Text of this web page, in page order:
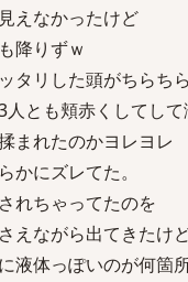
えなかったけど
降りずｗ
タリした頭がちらち
とも頬赤くしてして
まれたのかヨレヨレ
かにズレてた。
れちゃってたのを
えながら出てきたけ
液体っぽいのが何箇所